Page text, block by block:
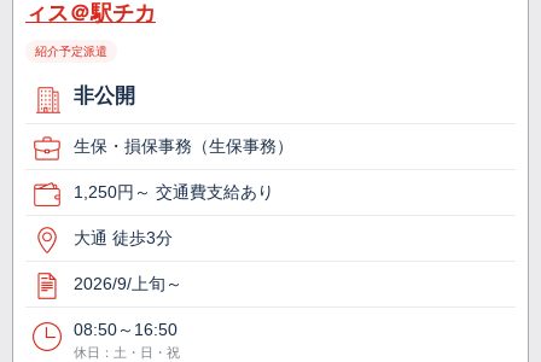
ィス＠駅チカ
紹介予定派遣
非公開
生保・損保事務（生保事務）
1,250円～ 交通費支給あり
大通 徒歩3分
2026/9/上旬～
08:50～16:50
休日：土・日・祝